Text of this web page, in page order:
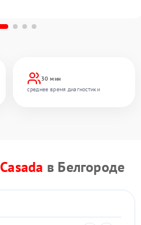
30 мин
среднее время диагностики
Casada в Белгороде